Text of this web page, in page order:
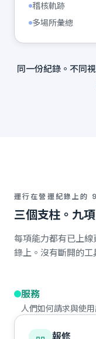
稽核軌跡
多場所彙總
同一份紀錄。不同
運行在營運紀錄上的
三個支柱。九
每項能力都有已上
錄上。沒有斷開的工
服務
人們如何請求與使用
報修